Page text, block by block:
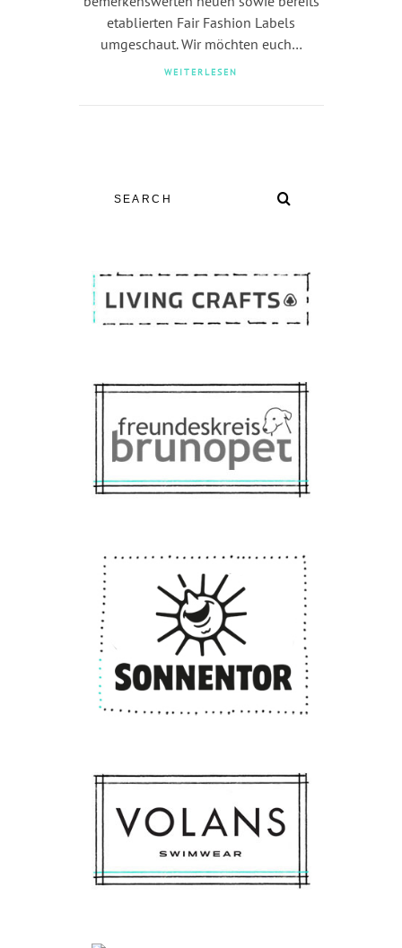
etablierten Fair Fashion Labels
umgeschaut. Wir möchten euch…
WEITERLESEN